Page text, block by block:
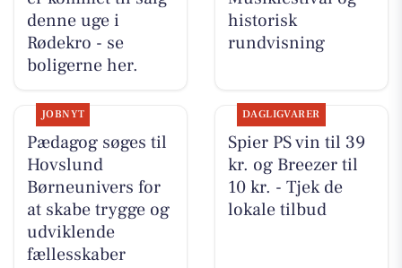
denne uge i
Rødekro - se
boligerne her.
historisk
rundvisning
JOBNYT
Pædagog søges til
Hovslund
Børneunivers for
at skabe trygge og
udviklende
fællesskaber
DAGLIGVARER
Spier PS vin til 39
kr. og Breezer til
10 kr. - Tjek de
lokale tilbud